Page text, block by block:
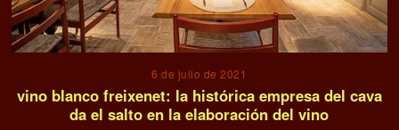
6 de julio de 2021
vino blanco freixenet: la histórica empresa del cava
da el salto en la elaboración del vino